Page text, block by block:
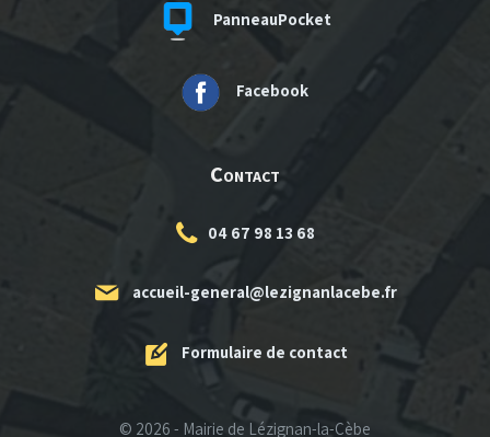
PanneauPocket
Facebook
Contact
04 67 98 13 68
accueil-general@lezignanlacebe.fr
Formulaire de contact
© 2026 - Mairie de Lézignan-la-Cèbe